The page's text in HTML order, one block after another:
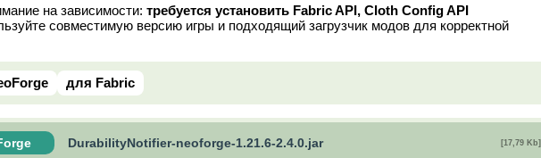
на зависимости: требуется установить Fabric API, Cloth Config API
совместимую версию игры и подходящий загрузчик модов для корректной
для Fabric
DurabilityNotifier-neoforge-1.21.6-2.4.0.jar [17,79 Kb]